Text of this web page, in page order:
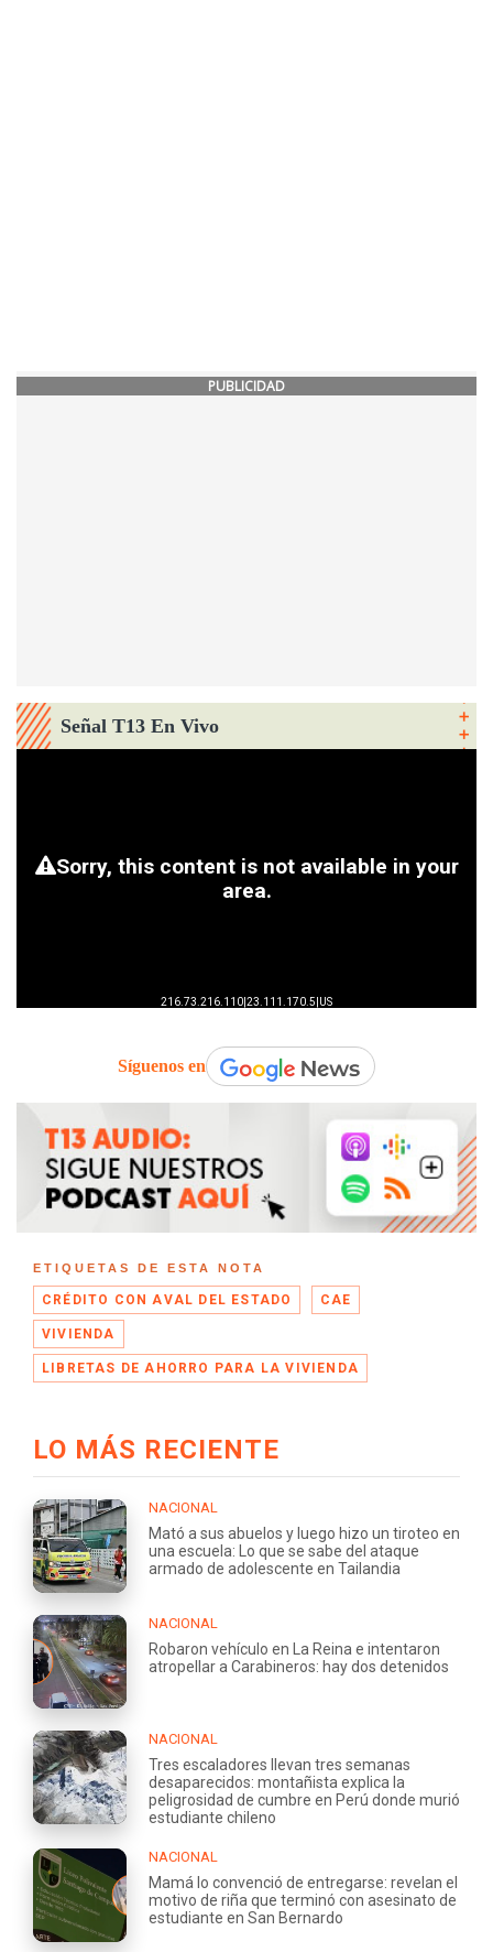
PUBLICIDAD
Señal T13 En Vivo
Síguenos en
ETIQUETAS DE ESTA NOTA
CRÉDITO CON AVAL DEL ESTADO CAE
VIVIENDA
LIBRETAS DE AHORRO PARA LA VIVIENDA
LO MÁS RECIENTE
NACIONAL
Mató a sus abuelos y luego hizo un tiroteo en
una escuela: Lo que se sabe del ataque
armado de adolescente en Tailandia
NACIONAL
Robaron vehículo en La Reina e intentaron
atropellar a Carabineros: hay dos detenidos
NACIONAL
Tres escaladores llevan tres semanas
desaparecidos: montañista explica la
peligrosidad de cumbre en Perú donde murió
estudiante chileno
NACIONAL
Mamá lo convenció de entregarse: revelan el
motivo de riña que terminó con asesinato de
estudiante en San Bernardo